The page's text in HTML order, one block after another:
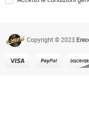
Copyright © 2023